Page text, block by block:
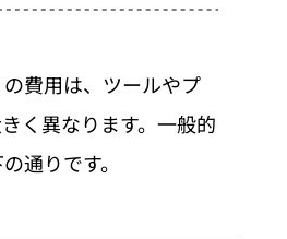
費用は、ツールやプ
く異なります。一般的
通りです。